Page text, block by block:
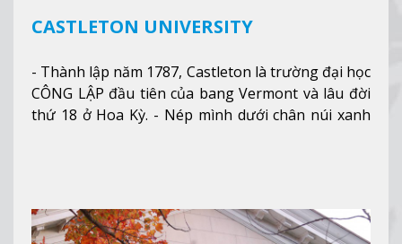
CASTLETON UNIVERSITY
- Thành lập năm 1787, Castleton là trường đại học
CÔNG LẬP đầu tiên của bang Vermont và lâu đời
thứ 18 ở Hoa Kỳ. - Nép mình dưới chân núi xanh
tuyết của trường, sinh viên có thể thưởng thức vẻ